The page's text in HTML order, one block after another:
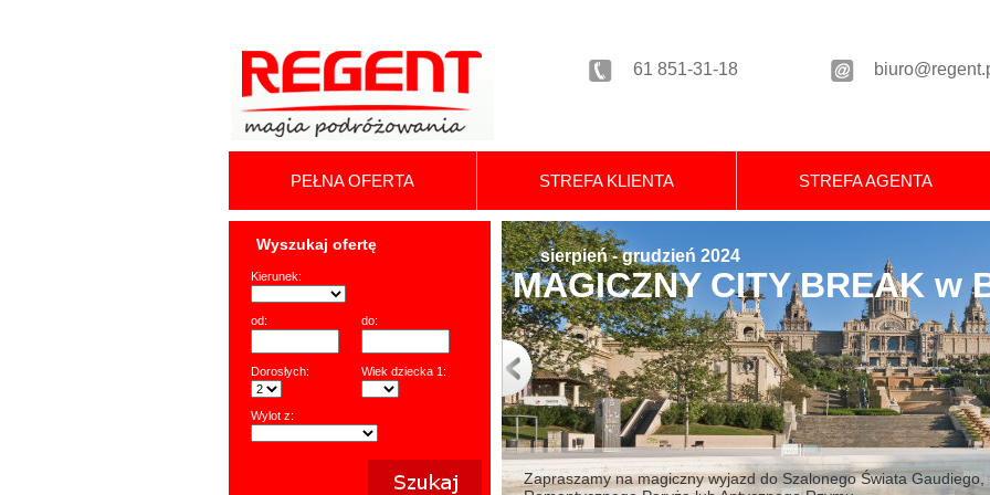
61 851-31-18
PEŁNA OFERTA STREFA KLIENTA STREFA AGENTA
sierpień - grudzień 2024
MAGICZNY CITY BREAK w
Zapraszamy na magiczny wyjazd do Szalonego Świata Gaudiego,
Wyszukaj ofertę
Kierunek:
od: do:
Dorosłych: Wiek dziecka 1:
Wylot z: